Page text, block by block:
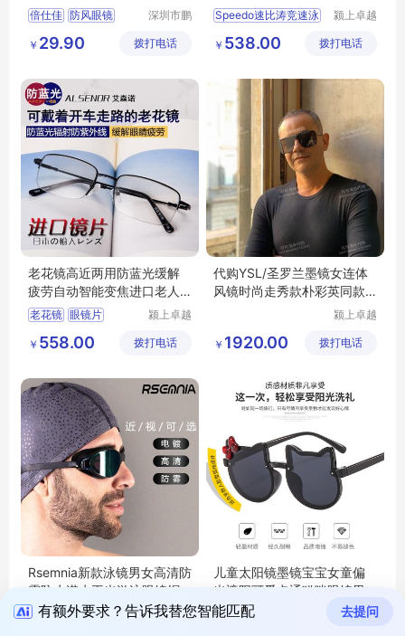
线防粉尘飞溅
倍仕佳 防风眼镜
深圳市鹏
限公司
￥ 29.90 拨打电话
镀膜男女
Speedo速比涛竞速泳
颍上卓越
有限公司
￥ 538.00 拨打电话
老花镜高近两用防蓝光缓解
疲劳自动智能变焦进口老人
眼镜片
老花镜 眼镜片
老人眼镜片
颍上卓越
有限公司
￥ 558.00 拨打电话
代购YSL/圣罗兰墨镜女连体
风镜时尚走秀款朴彩英同款
颍上卓越
有限公司
￥ 1920.00 拨打电话
Rsemnia新款泳镜男女高清防
雾防水潜水平光游泳眼镜帽
套装备
Rsemnia新款泳镜男
颍上力程
儿童太阳镜墨镜宝宝女童偏
光遮阳可爱卡通猫咪眼镜男
童潮个性时尚
儿童太阳镜
郑州航空
有额外要求？告诉我替您智能匹配 去提问